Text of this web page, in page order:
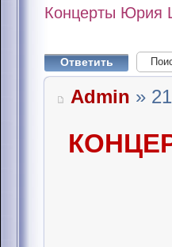
Концерты Юрия
Ответить
Admin »